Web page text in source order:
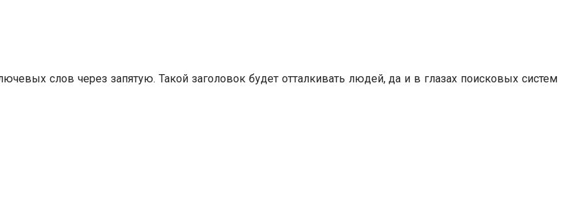
слов через запятую. Такой заголовок будет отталкивать людей, да и в глазах поисковых систем